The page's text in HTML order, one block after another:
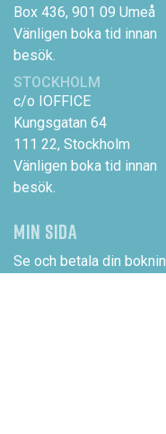
Box 436, 901 09 Umeå
Vänligen boka tid innan
besök.
STOCKHOLM
c/o IOFFICE
Kungsgatan 64
111 22, Stockholm
Vänligen boka tid innan
besök.
MIN SIDA
Se och betala din